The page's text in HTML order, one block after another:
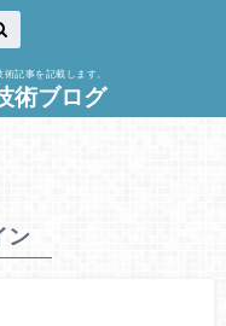
記事を記載します。
術ブログ
ン